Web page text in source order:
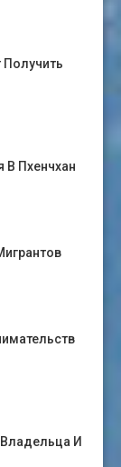
В Пхенчхан
И